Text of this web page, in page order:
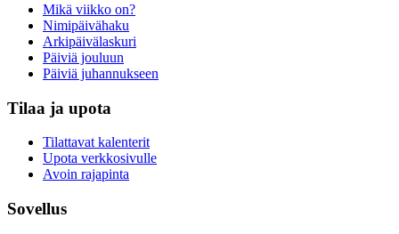
Mikä viikko on?
Nimipäivähaku
Arkipäivälaskuri
Päiviä jouluun
Päiviä juhannukseen
Tilaa ja upota
Tilattavat kalenterit
Upota verkkosivulle
Avoin rajapinta
Sovellus